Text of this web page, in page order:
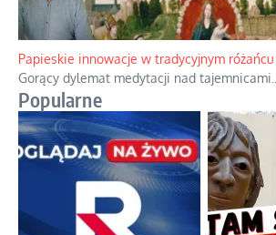
Papieskie innowacje w tradycyjnym różańcu
Gorący dylemat medytacji nad tajemnicami.
Popularne